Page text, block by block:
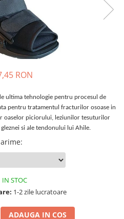
RON
ultima tehnologie pentru procesul de
pentru tratamentul fracturilor osoase in
oaselor piciorului, leziunilor tesuturilor
si ale tendonului lui Ahile.
:
IN STOC
1-2 zile lucratoare
ADAUGA IN COS